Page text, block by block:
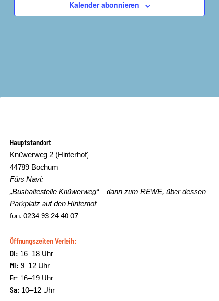
Kalender abonnieren
Hauptstandort
Knüwerweg 2 (Hinterhof)
44789 Bochum
Fürs Navi:
„Bushaltestelle Knüwerweg“ – dann zum REWE, über dessen
Parkplatz auf den Hinterhof
fon: 0234 93 24 40 07
Öffnungszeiten Verleih:
Di: 16–18 Uhr
Mi: 9–12 Uhr
Fr: 16–19 Uhr
Sa: 10–12 Uhr